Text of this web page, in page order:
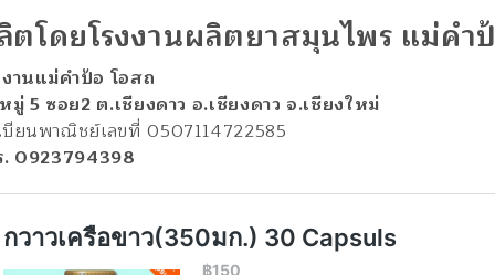
ตโดยโรงงานผลิตยาสมุนไพร แม่คำ
งานแม่คำป้อ โอสถ
มู่ 5 ซอย2 ต.เชียงดาว อ.เชียงดาว จ.เชียงใหม่
บียนพาณิชย์เลขที่ 0507114722585
. 0923794398